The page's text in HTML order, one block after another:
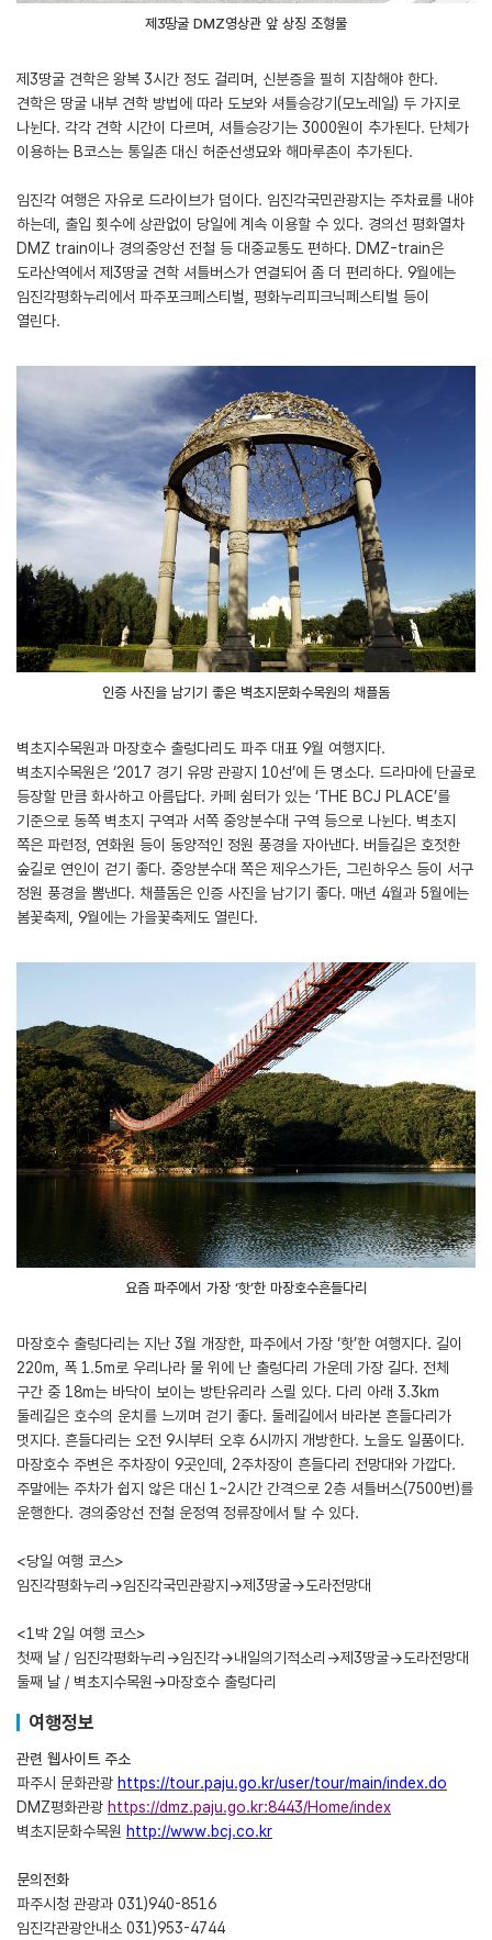
제3땅굴 DMZ영상관 앞 상징 조형물
제3땅굴 견학은 왕복 3시간 정도 걸리며, 신분증을 필히 지참해야 한다.
견학은 땅굴 내부 견학 방법에 따라 도보와 셔틀승강기(모노레일) 두 가지로
나뉜다. 각각 견학 시간이 다르며, 셔틀승강기는 3000원이 추가된다. 단체가
이용하는 B코스는 통일촌 대신 허준선생묘와 해마루촌이 추가된다.
임진각 여행은 자유로 드라이브가 덤이다. 임진각국민관광지는 주차료를 내야
하는데, 출입 횟수에 상관없이 당일에 계속 이용할 수 있다. 경의선 평화열차
DMZ train이나 경의중앙선 전철 등 대중교통도 편하다. DMZ-train은
도라산역에서 제3땅굴 견학 셔틀버스가 연결되어 좀 더 편리하다. 9월에는
임진각평화누리에서 파주포크페스티벌, 평화누리피크닉페스티벌 등이
열린다.
인증 사진을 남기기 좋은 벽초지문화수목원의 채플돔
벽초지수목원과 마장호수 출렁다리도 파주 대표 9월 여행지다.
벽초지수목원은 ‘2017 경기 유망 관광지 10선’에 든 명소다. 드라마에 단골로
등장할 만큼 화사하고 아름답다. 카페 쉼터가 있는 ‘THE BCJ PLACE’를
기준으로 동쪽 벽초지 구역과 서쪽 중앙분수대 구역 등으로 나뉜다. 벽초지
쪽은 파련정, 연화원 등이 동양적인 정원 풍경을 자아낸다. 버들길은 호젓한
숲길로 연인이 걷기 좋다. 중앙분수대 쪽은 제우스가든, 그린하우스 등이 서구
정원 풍경을 뽐낸다. 채플돔은 인증 사진을 남기기 좋다. 매년 4월과 5월에는
봄꽃축제, 9월에는 가을꽃축제도 열린다.
요즘 파주에서 가장 ‘핫’한 마장호수흔들다리
마장호수 출렁다리는 지난 3월 개장한, 파주에서 가장 ‘핫’한 여행지다. 길이
220m, 폭 1.5m로 우리나라 물 위에 난 출렁다리 가운데 가장 길다. 전체
구간 중 18m는 바닥이 보이는 방탄유리라 스릴 있다. 다리 아래 3.3km
둘레길은 호수의 운치를 느끼며 걷기 좋다. 둘레길에서 바라본 흔들다리가
멋지다. 흔들다리는 오전 9시부터 오후 6시까지 개방한다. 노을도 일품이다.
마장호수 주변은 주차장이 9곳인데, 2주차장이 흔들다리 전망대와 가깝다.
주말에는 주차가 쉽지 않은 대신 1~2시간 간격으로 2층 셔틀버스(7500번)를
운행한다. 경의중앙선 전철 운정역 정류장에서 탈 수 있다.
<당일 여행 코스>
임진각평화누리→임진각국민관광지→제3땅굴→도라전망대
<1박 2일 여행 코스>
첫째 날 / 임진각평화누리→임진각→내일의기적소리→제3땅굴→도라전망대
둘째 날 / 벽초지수목원→마장호수 출렁다리
여행정보
관련 웹사이트 주소
파주시 문화관광 https://tour.paju.go.kr/user/tour/main/index.do
DMZ평화관광 https://dmz.paju.go.kr:8443/Home/index
벽초지문화수목원 http://www.bcj.co.kr
문의전화
파주시청 관광과 031)940-8516
임진각관광안내소 031)953-4744